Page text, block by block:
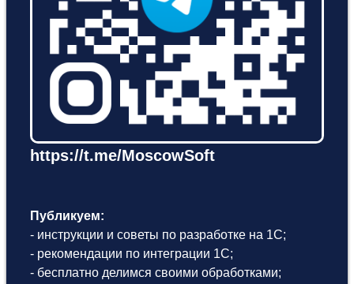
https://t.me/MoscowSoft
Публикуем:
- инструкции и советы по разработке на 1С;
- рекомендации по интеграции 1С;
- бесплатно делимся своими обработками;